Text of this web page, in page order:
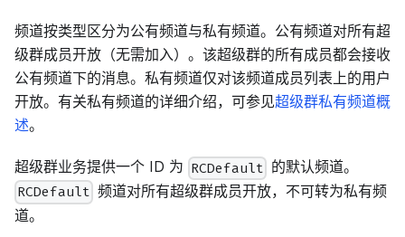
频道按类型区分为公有频道与私有频道。公有频道对所有超
级群成员开放（无需加入）。该超级群的所有成员都会接收
公有频道下的消息。私有频道仅对该频道成员列表上的用户
开放。有关私有频道的详细介绍，可参见超级群私有频道概
述。
超级群业务提供一个 ID 为 RCDefault 的默认频道。
RCDefault 频道对所有超级群成员开放，不可转为私有频
道。